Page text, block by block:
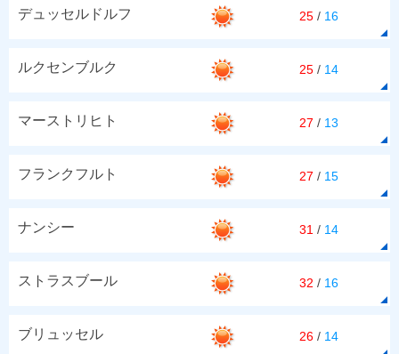
デュッセルドルフ 25 / 16
ルクセンブルク 25 / 14
マーストリヒト 27 / 13
フランクフルト 27 / 15
ナンシー 31 / 14
ストラスブール 32 / 16
ブリュッセル 26 / 14